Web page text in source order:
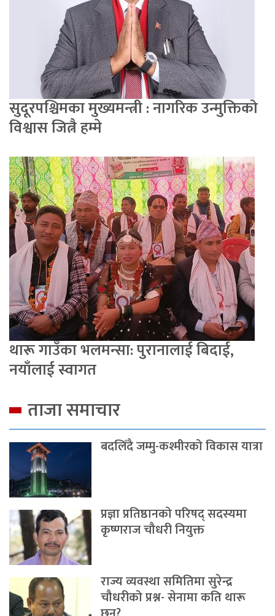
सुदूरपश्चिमका मुख्यमन्त्री : नागरिक उन्मुक्तिको
विश्वास जित्नै हम्मे
थारू गाउँका भलमन्सा: पुरानालाई बिदाई,
नयाँलाई स्वागत
ताजा समाचार
बदलिँदै जम्मु-कश्मीरको विकास यात्रा
प्रज्ञा प्रतिष्ठानको परिषद् सदस्यमा
कृष्णराज चौधरी नियुक्त
राज्य व्यवस्था समितिमा सुरेन्द्र
चौधरीको प्रश्न- सेनामा कति थारू